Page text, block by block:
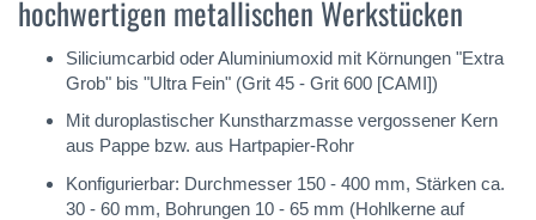
hochwertigen metallischen Werkstücken
Siliciumcarbid oder Aluminiumoxid mit Körnungen "Extra
Grob" bis "Ultra Fein" (Grit 45 - Grit 600 [CAMI])
Mit duroplastischer Kunstharzmasse vergossener Kern
aus Pappe bzw. aus Hartpapier-Rohr
Konfigurierbar: Durchmesser 150 - 400 mm, Stärken ca.
30 - 60 mm, Bohrungen 10 - 65 mm (Hohlkerne auf